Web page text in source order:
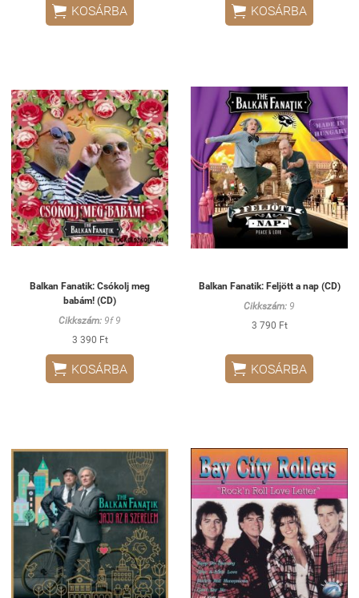
 KOSÁRBA  KOSÁRBA
Balkan Fanatik: Csókolj meg
babám! (CD)
Cikkszám: 9f 9
3 390 Ft
 KOSÁRBA
Balkan Fanatik: Feljött a nap (CD)
Cikkszám: 9
3 790 Ft
 KOSÁRBA